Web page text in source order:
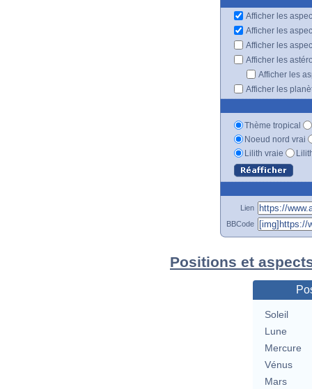
Afficher les
Afficher les
Afficher les
Afficher les
Afficher les
Afficher les
Thème tropical
Noeud nord vrai
Lilith vraie
Lien
BBCode
Positions et
Soleil
Lune
Mercure
Vénus
Mars